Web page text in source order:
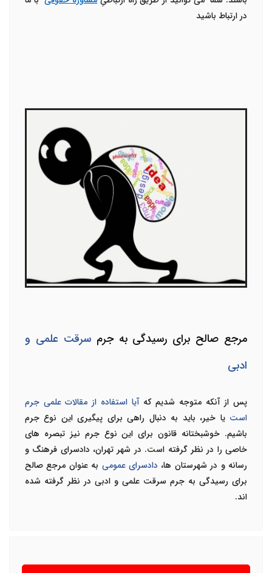
در ارتباط باشید
مرجع صالح برای رسیدگی به جرمسرقت علمی و
ادبی
پس از آنکه متوجه شدیم کهآیا استفاده از مقالات علمی جرم
است یا خیر، باید به دنبال راهی برای پیگیری این نوع جرم
باشیم. خوشبختانه قانون برای این نوع جرم نیز تبصره های
خاصی را در نظر گرفته است. در شهر تهران، دادسرای فرهنگ و
رسانه و در شهرستان ها، دادسرای عمومی به عنوان مرجع صالح
برای رسیدگی به جرم سرقت علمی و ادبی در نظر گرفته شده
اند.